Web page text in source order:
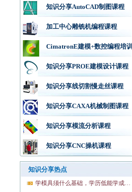
知识分享AutoCAD制图课程
加工中心雕铣机编程课程
CimatronE建模+数控编程培训
知识分享PROE建模设计课程
知识分享线切割慢走丝课程
知识分享CAXA机械制图课程
知识分享模流分析课程
知识分享CNC操机课程
知识分享热点
学模具须什么基础，学历低能学成就业吗?